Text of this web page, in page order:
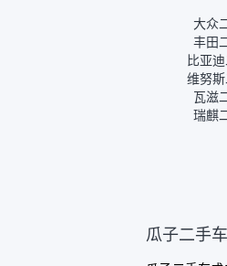
我第一天
就约我到
的车。去
人员说好
我的面再
也安排了
速度很快
让步权利
商，主动
大众
丰田
比亚
维努
瓦滋
瑞麒
瓜子二手车